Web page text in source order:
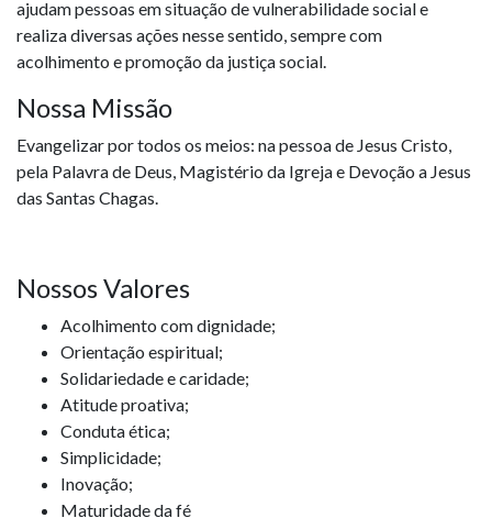
ajudam pessoas em situação de vulnerabilidade social e
realiza diversas ações nesse sentido, sempre com
acolhimento e promoção da justiça social.
Nossa Missão
Evangelizar por todos os meios: na pessoa de Jesus Cristo,
pela Palavra de Deus, Magistério da Igreja e Devoção a Jesus
das Santas Chagas.
Nossos Valores
Acolhimento com dignidade;
Orientação espiritual;
Solidariedade e caridade;
Atitude proativa;
Conduta ética;
Simplicidade;
Inovação;
Maturidade da fé